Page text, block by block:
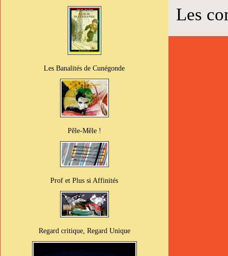
Les Banalités de Cunégonde
Pêle-Mêle !
Prof et Plus si Affinités
Regard critique, Regard Unique
Les